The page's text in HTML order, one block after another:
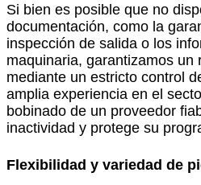
Si bien es posible que no
documentación, como la
inspección de salida o los
maquinaria, garantizamos un
mediante un estricto control
amplia experiencia en el
bobinado de un proveedor
inactividad y protege su
Flexibilidad y variedad de